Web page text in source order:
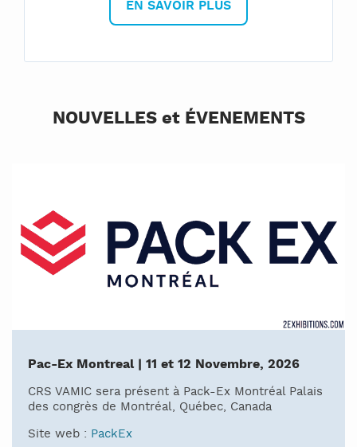
EN SAVOIR PLUS
NOUVELLES et ÉVENEMENTS
Pac-Ex Montreal | 11 et 12 Novembre, 2026
CRS VAMIC sera présent à Pack-Ex Montréal Palais
des congrès de Montréal, Québec, Canada
Site web : PackEx